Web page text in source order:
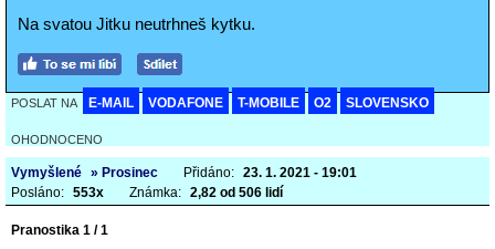
Na svatou Jitku neutrhneš kytku.
POSLAT NA E-MAIL VODAFONE T-MOBILE O2 SLOVENSKO
OHODNOCENO
Vymyšlené » Prosinec Přidáno: 23. 1. 2021 - 19:01
Posláno: 553x Známka: 2,82 od 506 lidí
Pranostika 1 / 1